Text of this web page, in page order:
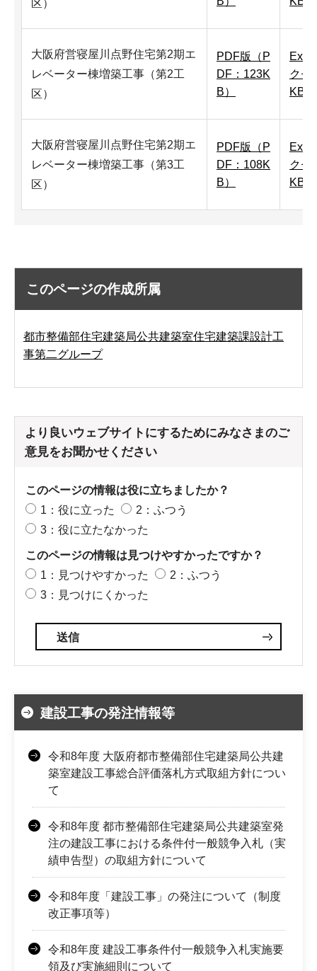
区）
大阪府営寝屋川点野住宅第2期エ
レベーター棟増築工事（第2工
区）
PDF版（P
DF：123K
B）
クセ
KB）
大阪府営寝屋川点野住宅第2期エ
レベーター棟増築工事（第3工
区）
PDF版（P
DF：108K
B）
クセ
KB）
このページの作成所属
都市整備部住宅建築局公共建築室住宅建築課設計工
事第二グループ
より良いウェブサイトにするためにみなさまのご
意見をお聞かせください
このページの情報は役に立ちましたか？
1：役に立った
2：ふつう
3：役に立たなかった
このページの情報は見つけやすかったですか？
1：見つけやすかった
2：ふつう
3：見つけにくかった
建設工事の発注情報等
令和8年度 大阪府都市整備部住宅建築局公共建
築室建設工事総合評価落札方式取組方針につい
て
令和8年度 都市整備部住宅建築局公共建築室発
注の建設工事における条件付一般競争入札（実
績申告型）の取組方針について
令和8年度「建設工事」の発注について（制度
改正事項等）
令和8年度 建設工事条件付一般競争入札実施要
領及び実施細則について